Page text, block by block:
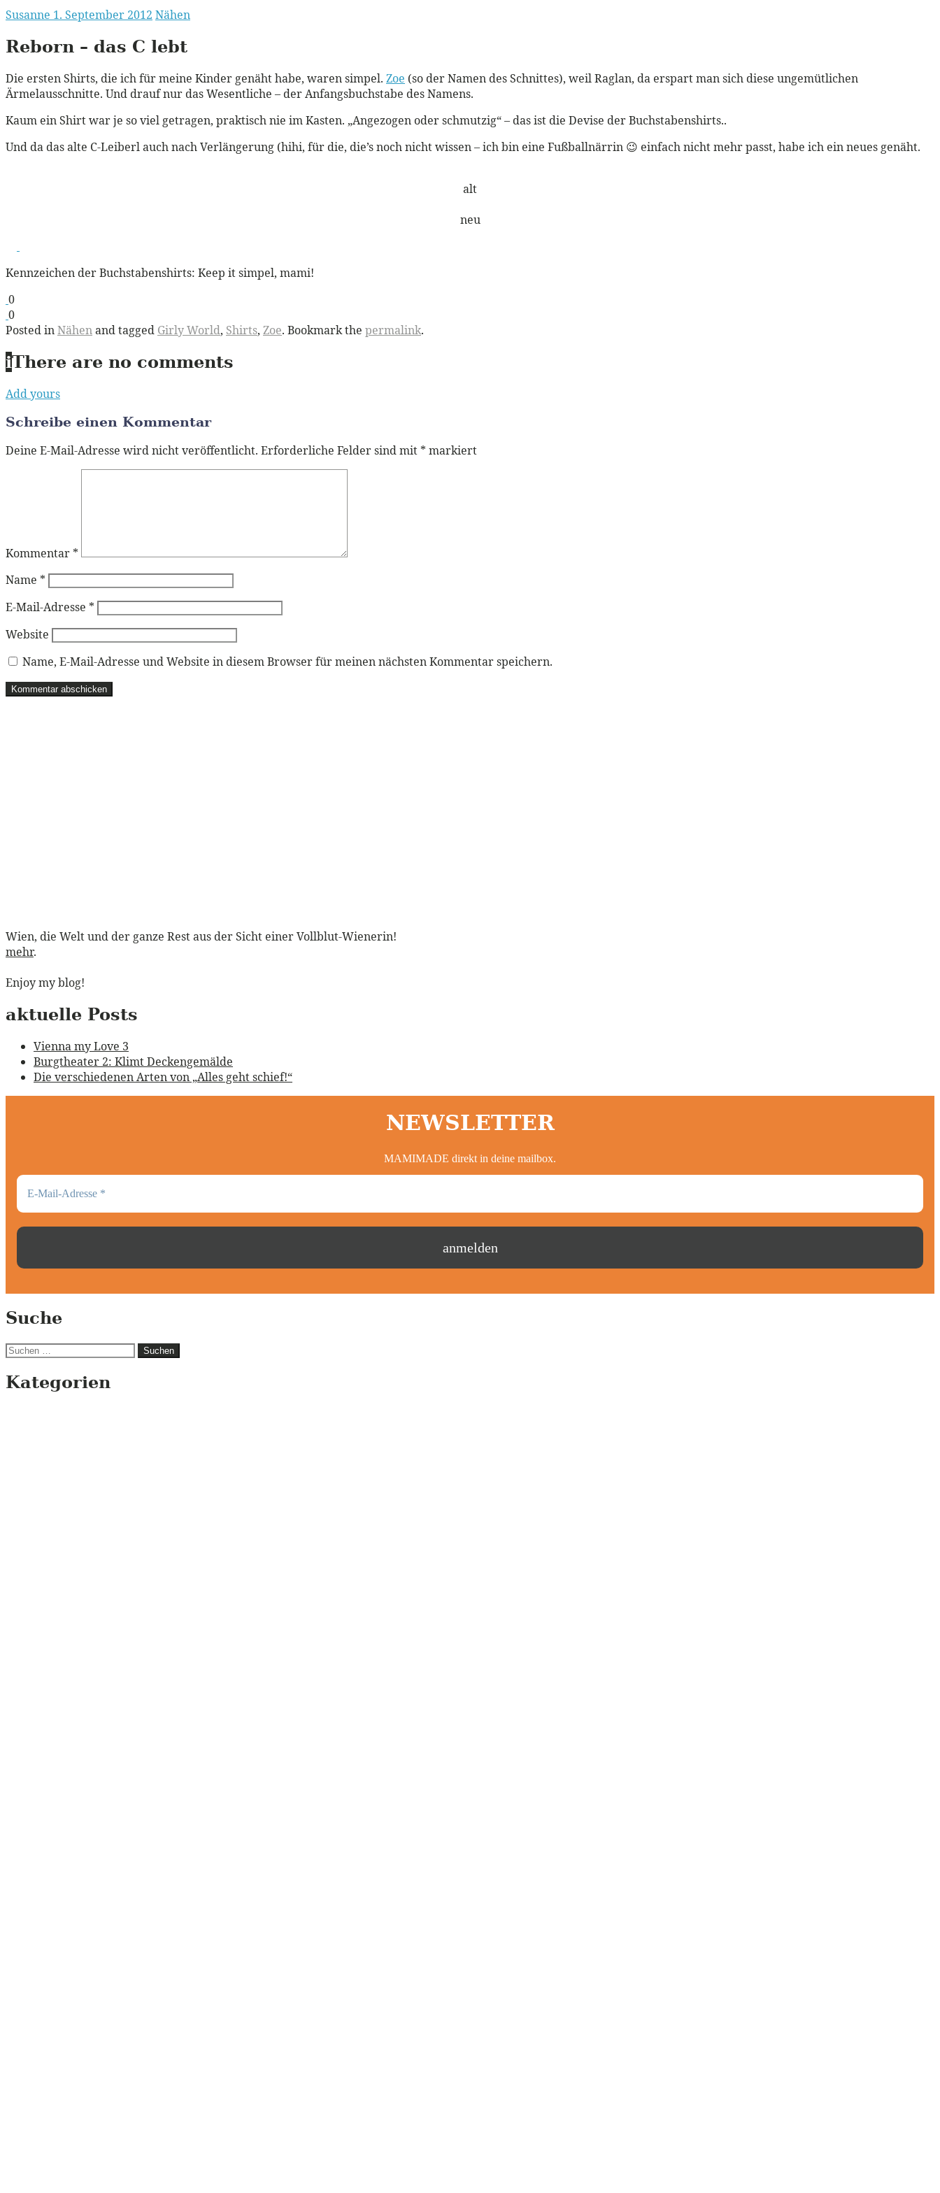
Susanne 1. September 2012 Nähen
Reborn – das C lebt
Die ersten Shirts, die ich für meine Kinder genäht habe, waren simpel. Zoe (so der Namen des Schnittes), weil Raglan, da erspart man sich diese ungemütlichen
Ärmelausschnitte. Und drauf nur das Wesentliche – der Anfangsbuchstabe des Namens.
Kaum ein Shirt war je so viel getragen, praktisch nie im Kasten. „Angezogen oder schmutzig“ – das ist die Devise der Buchstabenshirts..
Und da das alte C-Leiberl auch nach Verlängerung (hihi, für die, die’s noch nicht wissen – ich bin eine Fußballnärrin 😉 einfach nicht mehr passt, habe ich ein neues genäht.
alt
neu
Kennzeichen der Buchstabenshirts: Keep it simpel, mami!
0
0
Posted inNähenand tagged Girly World, Shirts, Zoe. Bookmark the permalink.
iThere are no comments
Add yours
Schreibe einen Kommentar
Deine E-Mail-Adresse wird nicht veröffentlicht. Erforderliche Felder sind mit * markiert
Kommentar *
Name *
E-Mail-Adresse *
Website
Name, E-Mail-Adresse und Website in diesem Browser für meinen nächsten Kommentar speichern.
Wien, die Welt und der ganze Rest aus der Sicht einer Vollblut-Wienerin!
mehr.
Enjoy my blog!
aktuelle Posts
Vienna my Love 3
Burgtheater 2: Klimt Deckengemälde
Die verschiedenen Arten von „Alles geht schief!“
NEWSLETTER
MAMIMADE direkt in deine mailbox.
Suche
Suchen
Kategorien